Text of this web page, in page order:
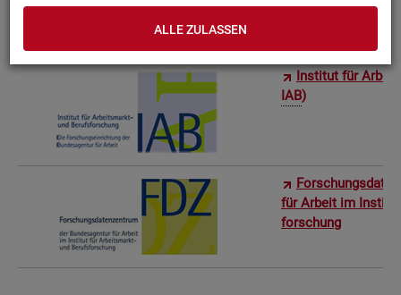
ALLE ZULASSEN
In­sti­tut für
IAB)
für Ar­beit im
for­schung